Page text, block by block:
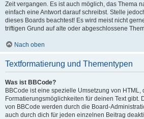
Zeit vergangen. Es ist auch möglich, das Thema
einfach eine Antwort darauf schreibst. Stelle
dieses Boards beachtest! Es wird meist nicht
triftigen Grund auf alte oder abgeschlossene
Nach oben
Textformatierung und Thementypen
Was ist BBCode?
BBCode ist eine spezielle Umsetzung von HTML,
Formatierungsmöglichkeiten für deinen Text gibt.
von BBCode werden durch die Board-
auch durch dich für jeden einzelnen Beitrag